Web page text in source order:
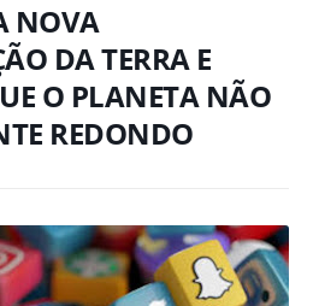
NOVA
DA TERRA E
O PLANETA NÃO
REDONDO